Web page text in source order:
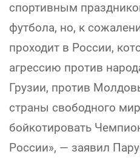
спортивным
футбола, но, к
проходит в России,
агрессию против
Грузии, против
страны свободного
бойкотировать
России», — заявил